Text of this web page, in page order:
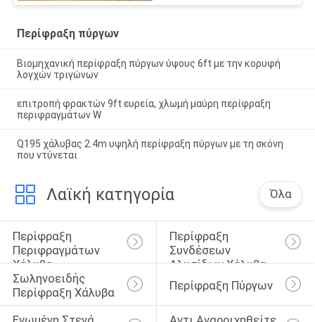
Περίφραξη πύργων
Βιομηχανική περίφραξη πύργων ύψους 6ft με την κορυφή
λογχών τριγώνων
επιτροπή φρακτών 9ft ευρεία, χλωμή μαύρη περίφραξη
περιφραγμάτων W
Q195 χάλυβας 2.4m υψηλή περίφραξη πύργων με τη σκόνη
που ντύνεται
Λαϊκή κατηγορία Όλα
Περίφραξη
Περιφραγμάτων
Χάλυβα
Περίφραξη
Συνδέσεων
Αλυσίδων Χάλυβα
Σωληνοειδής
Περίφραξη Χάλυβα
Περίφραξη Πύργων